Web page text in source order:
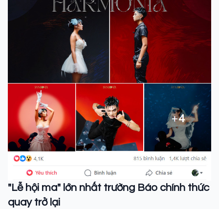
"Lễ hội ma" lớn nhất trường Báo chính thức
quay trở lại